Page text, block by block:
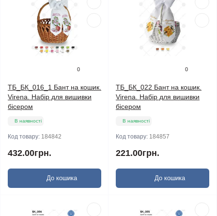
0
ТБ_БК_016_1 Бант на кошик.
Virena. Набір для вишивки
бісером
В наявності
Код товару: 184842
432.00грн.
До кошика
0
ТБ_БК_022 Бант на кошик.
Virena. Набір для вишивки
бісером
В наявності
Код товару: 184857
221.00грн.
До кошика